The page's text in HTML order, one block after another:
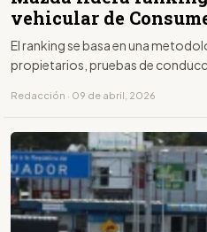
vehicular de
El ranking se basa en una
propietarios, pruebas de
Redacción · 09 de abril, 2026